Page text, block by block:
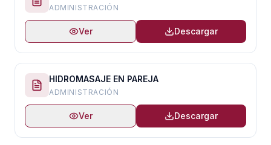
ADMINISTRACIÓN
Ver Descargar
HIDROMASAJE EN PAREJA
ADMINISTRACIÓN
Ver Descargar